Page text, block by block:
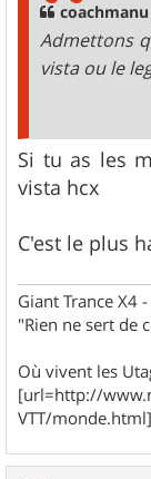
Admettons
vista ou le
Si tu as les
vista hcx
C'est le plus
Giant Trance X4
"Rien ne sert de
Où vivent les
[url=http://
VTT/